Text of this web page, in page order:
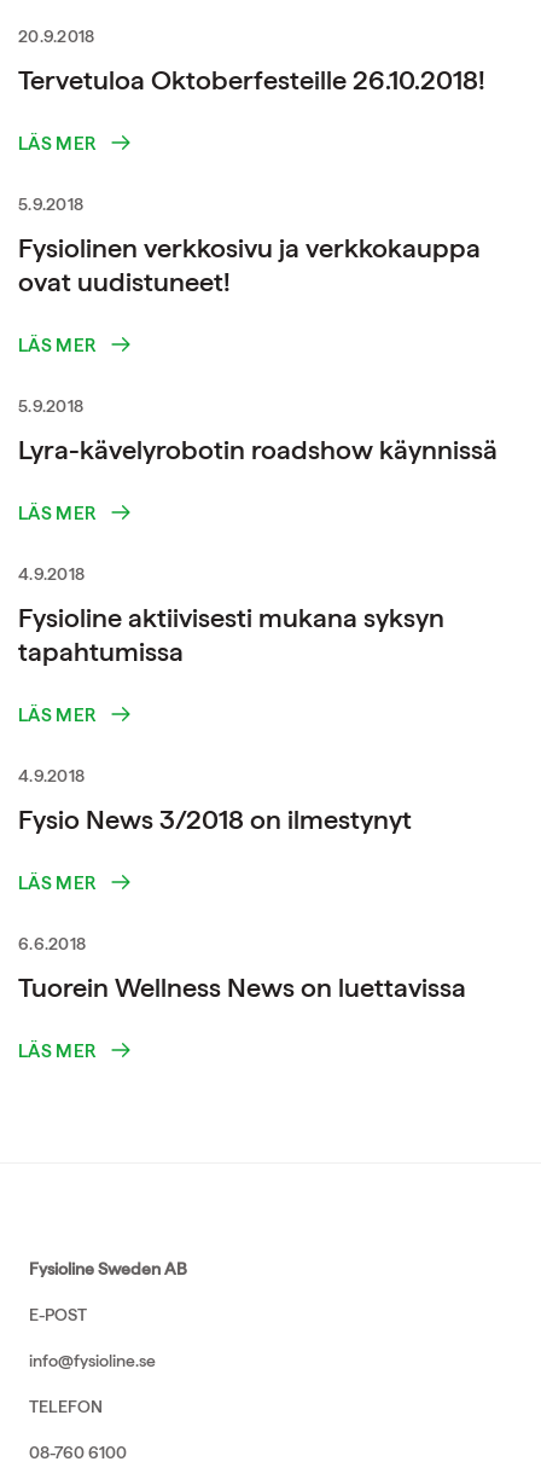
20.9.2018
Tervetuloa Oktoberfesteille 26.10.2018!
LÄS MER
5.9.2018
Fysiolinen verkkosivu ja verkkokauppa
ovat uudistuneet!
LÄS MER
5.9.2018
Lyra-kävelyrobotin roadshow käynnissä
LÄS MER
4.9.2018
Fysioline aktiivisesti mukana syksyn
tapahtumissa
LÄS MER
4.9.2018
Fysio News 3/2018 on ilmestynyt
LÄS MER
6.6.2018
Tuorein Wellness News on luettavissa
LÄS MER
Fysioline Sweden AB
E-POST
info@fysioline.se
TELEFON
08-760 6100